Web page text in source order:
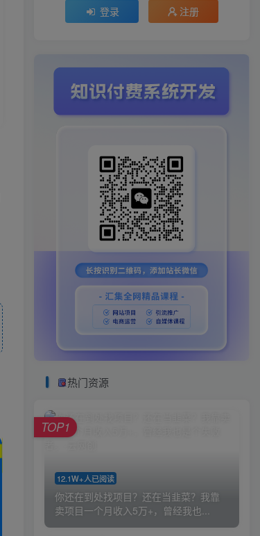
登录 注册
热门资源
12.1W+人已阅读
你还在到处找项目？还在当韭菜？我靠
卖项目一个月收入5万+，曾经我也...
TOP1